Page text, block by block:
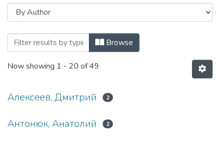
Browsing Правове, нормативне та
Browse
Now showing 1 - 20 of 49
Алексеев, Дмитрий 2
Антонюк, Анатолий 2